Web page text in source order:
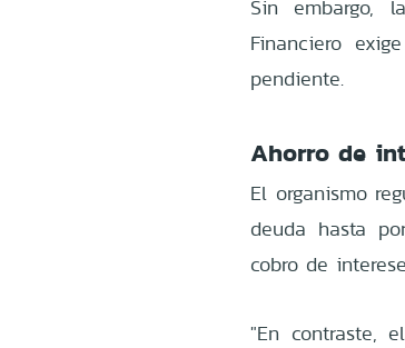
Sin embargo,
Financiero
pendiente.
Ahorro de
El organismo
deuda hasta
cobro de
"En contraste,